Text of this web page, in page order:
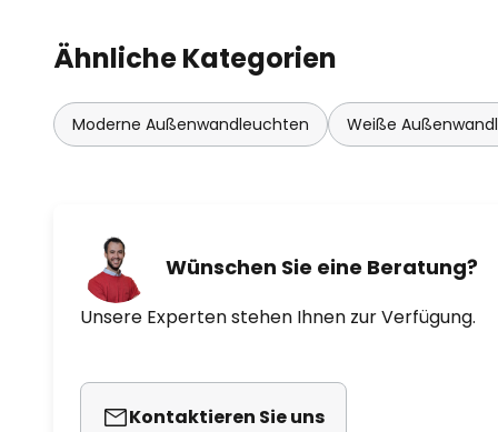
Ähnliche Kategorien
Moderne Außenwandleuchten Weiße
Wünschen Sie eine Beratung?
Unsere Experten stehen Ihnen zur Verfügung.
Kontaktieren Sie uns